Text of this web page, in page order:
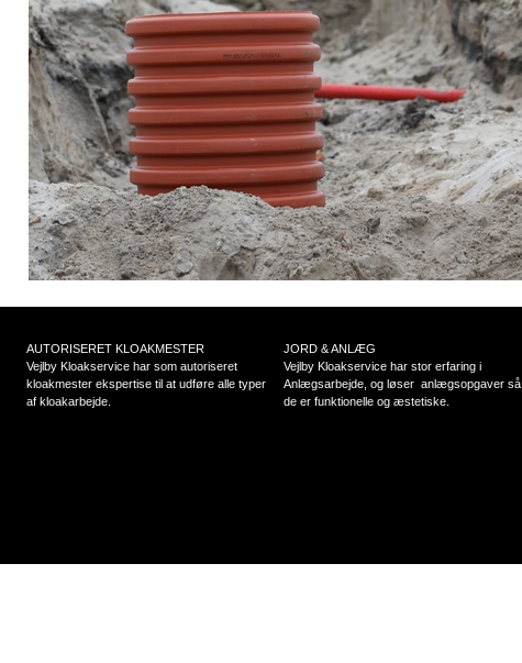
AUTORISERET KLOAKMESTER
Vejlby Kloakservice har som autoriseret
kloakmester ekspertise til at udføre alle typer
af kloakarbejde.
JORD & ANLÆG
Vejlby Kloakservice har stor erfaring i
Anlægsarbejde, og løser anlægsopgaver så
de er funktionelle og æstetiske.